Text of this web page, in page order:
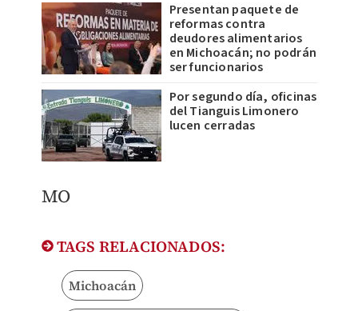
Presentan paquete de
reformas contra
deudores alimentarios
en Michoacán; no podrán
ser funcionarios
Por segundo día, oficinas
del Tianguis Limonero
lucen cerradas
MO
TAGS RELACIONADOS:
Michoacán